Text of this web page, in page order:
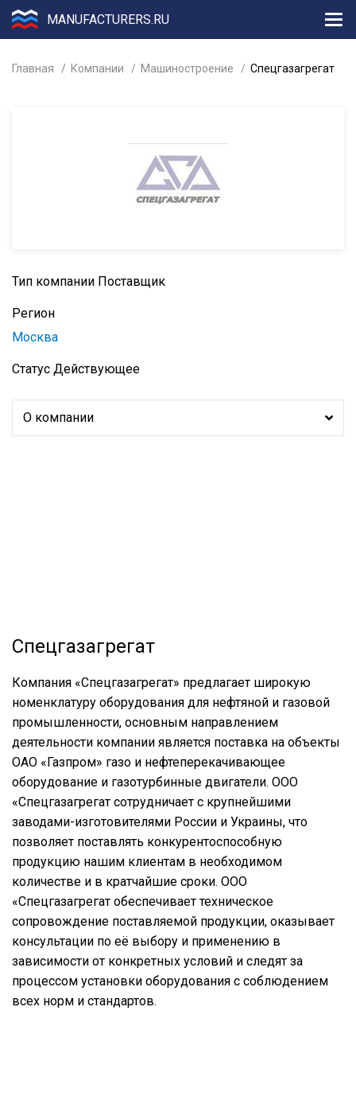
MANUFACTURERS.RU
Главная Компании Машиностроение Спецгазагрегат
Тип компании Поставщик
Регион
Москва
Статус Действующее
О компании
Спецгазагрегат
Компания «Спецгазагрегат» предлагает широкую
номенклатуру оборудования для нефтяной и газовой
промышленности, основным направлением
деятельности компании является поставка на объекты
ОАО «Газпром» газо и нефтеперекачивающее
оборудование и газотурбинные двигатели. ООО
«Спецгазагрегат сотрудничает с крупнейшими
заводами-изготовителями России и Украины, что
позволяет поставлять конкурентоспособную
продукцию нашим клиентам в необходимом
количестве и в кратчайшие сроки. ООО
«Спецгазагрегат обеспечивает техническое
сопровождение поставляемой продукции, оказывает
консультации по её выбору и применению в
зависимости от конкретных условий и следят за
процессом установки оборудования с соблюдением
всех норм и стандартов.